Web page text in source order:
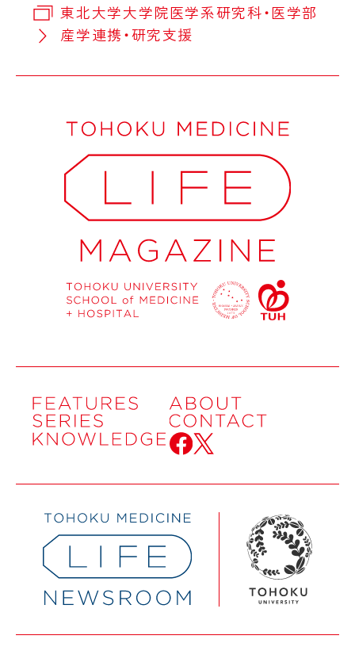
東北大学大学院医学系研究科・医学部
産学連携・研究支援